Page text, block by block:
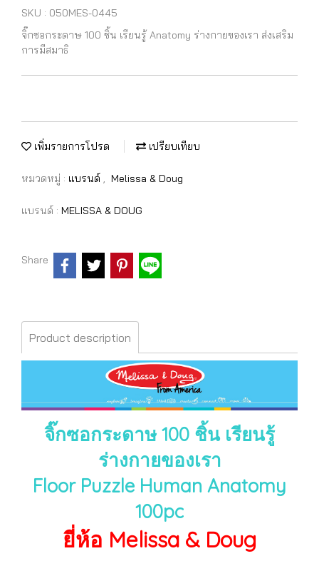
SKU : 050MES-0445
จิ๊กซอกระดาษ 100 ชิ้น เรียนรู้ Anatomy ร่างกายของเรา ส่งเสริม
การมีสมาธิ
เพิ่มรายการโปรด เปรียบเทียบ
หมวดหมู่ : แบรนด์ , Melissa & Doug
แบรนด์ : MELISSA & DOUG
Share
Product description
จิ๊กซอกระดาษ 100 ชิ้น เรียนรู้
ร่างกายของเรา
Floor Puzzle Human Anatomy
100pc
ยี่ห้อ Melissa & Doug